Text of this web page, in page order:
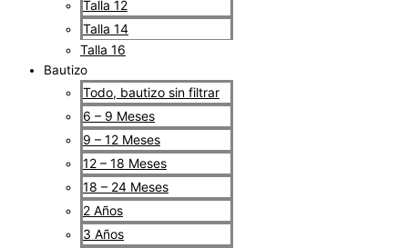
Talla 12
Talla 14
Talla 16
Bautizo
Todo, bautizo sin filtrar
6 – 9 Meses
9 – 12 Meses
12 – 18 Meses
18 – 24 Meses
2 Años
3 Años